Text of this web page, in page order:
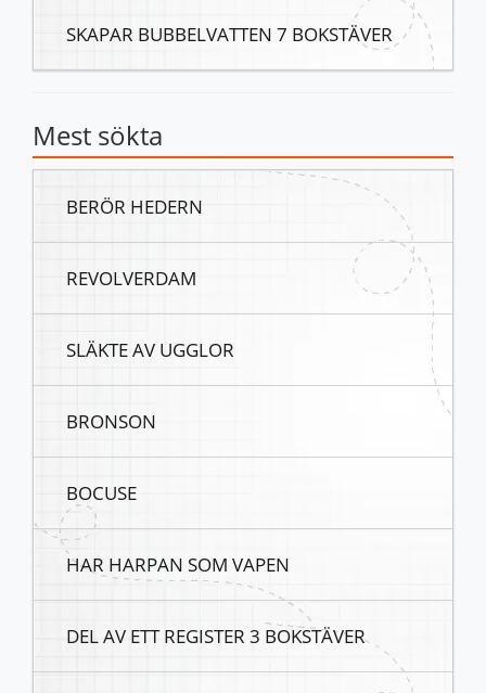
SKAPAR BUBBELVATTEN 7 BOKSTÄVER
Mest sökta
BERÖR HEDERN
REVOLVERDAM
SLÄKTE AV UGGLOR
BRONSON
BOCUSE
HAR HARPAN SOM VAPEN
DEL AV ETT REGISTER 3 BOKSTÄVER